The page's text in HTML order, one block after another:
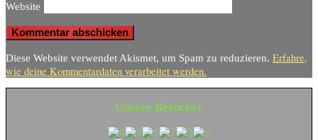
Website
Diese Website verwendet Akismet, um Spam zu reduzieren. Erfahre,
wie deine Kommentardaten verarbeitet werden.
Unsere Besucher